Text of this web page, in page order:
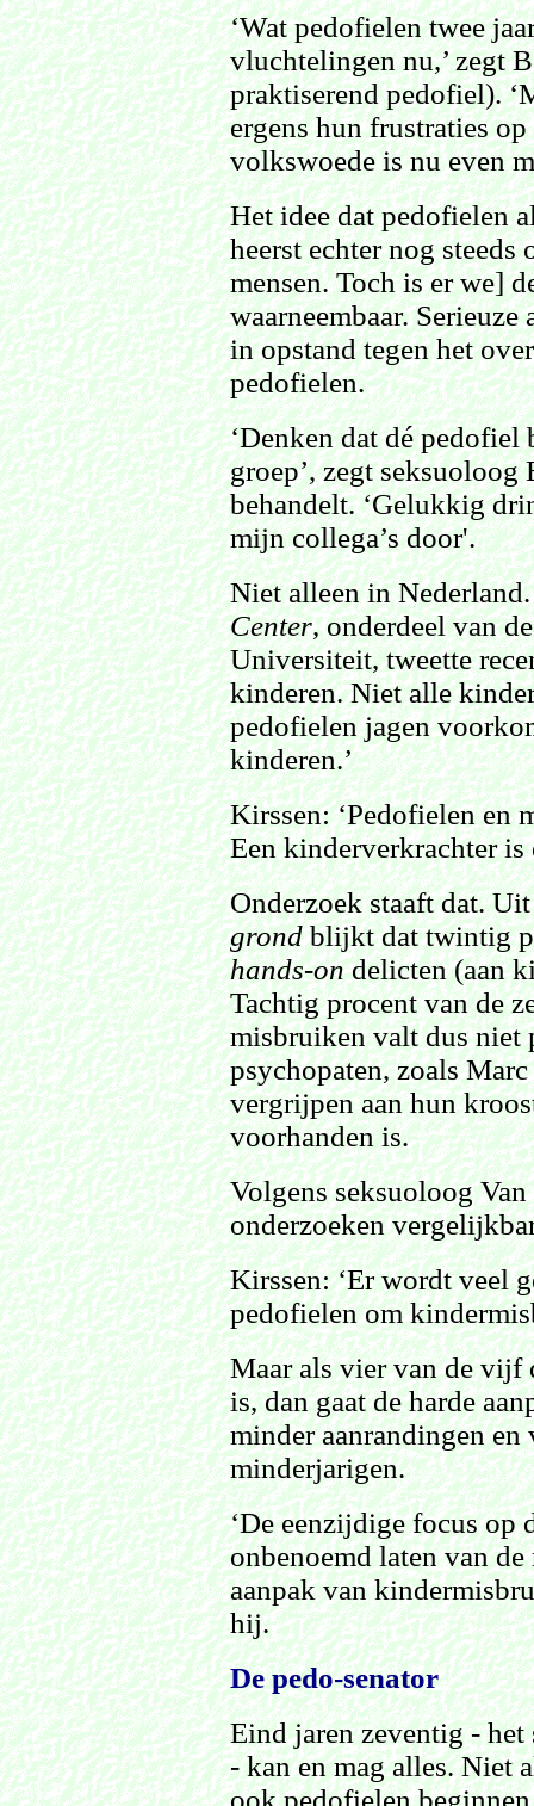
‘Wat pedofielen twee
vluchtelingen nu,’ zegt
praktiserend pedofiel).
ergens hun frustraties
volkswoede is nu even
Het idee dat pedofielen
heerst echter nog steeds
mensen. Toch is er we]
waarneembaar.
in opstand tegen het
pedofielen.
‘Denken dat dé
groep’, zegt
behandelt. ‘Gelukkig
mijn collega’s door'.
Niet alleen in
Center, onderdeel van
Universiteit, tweette
kinderen. Niet alle
pedofielen jagen
kinderen.’
Kirssen: ‘Pedofielen en
Een kinderverkrachter
Onderzoek staaft dat.
grondblijkt dat twintig
hands-ondelicten (aan
Tachtig procent van de
misbruiken valt dus niet
psychopaten, zoals
vergrijpen aan hun
voorhanden is.
Volgens seksuoloog
onderzoeken
Kirssen: ‘Er wordt veel
pedofielen om
Maar als vier van de vijf
is, dan gaat de harde
minder aanrandingen
minderjarigen.
‘De eenzijdige focus op
onbenoemd laten van
aanpak van
hij.
De pedo-senator
Eind jaren zeventig - het
- kan en mag alles. Niet
ook pedofielen